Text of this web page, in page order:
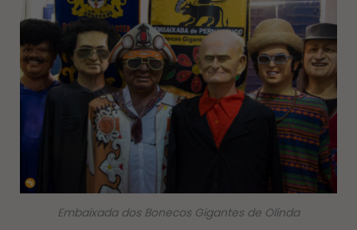
Embaixada dos Bonecos Gigantes de Olinda